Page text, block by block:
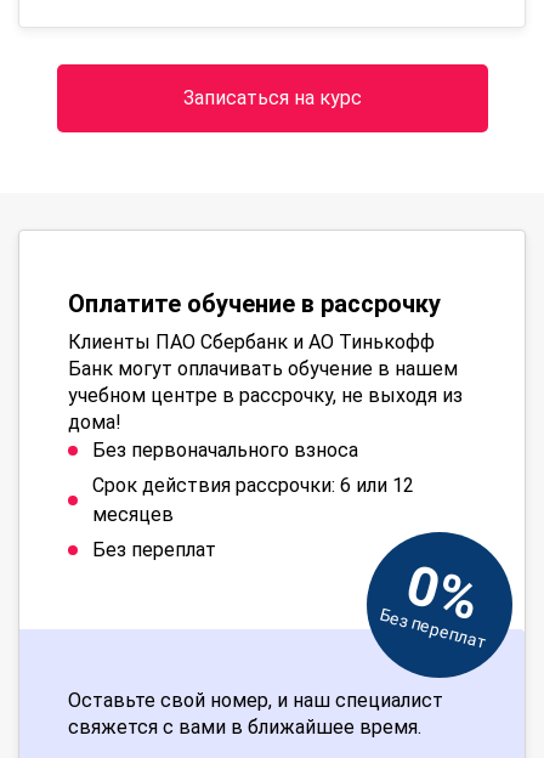
Записаться на курс
Оплатите обучение в рассрочку
Клиенты ПАО Сбербанк и АО Тинькофф
Банк могут оплачивать обучение в нашем
учебном центре в рассрочку, не выходя из
дома!
Без первоначального взноса
Срок действия рассрочки: 6 или 12
месяцев
Без переплат
0%
Без переплат
Оставьте свой номер, и наш специалист
свяжется с вами в ближайшее время.